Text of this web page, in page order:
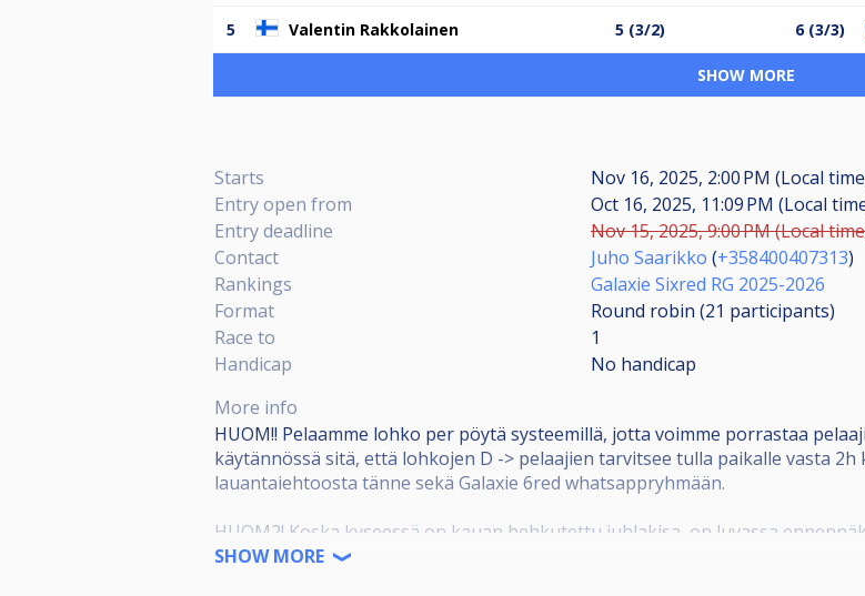
5 Valentin Rakkolainen 5 (3/2) 6 (3/3)
SHOW MORE
Starts
Nov 16, 2025, 2:00 PM (Local
Entry open from
Oct 16, 2025, 11:09 PM (Local
Entry deadline
Nov 15, 2025, 9:00 PM (Local
Contact
Juho Saarikko (+358400407313)
Rankings
Galaxie Sixred RG 2025-2026
Format
Round robin (21 participants)
Race to
1
Handicap
No handicap
More info
HUOM!! Pelaamme lohko per pöytä systeemillä, jotta voimme porrastaa
käytännössä sitä, että lohkojen D -> pelaajien tarvitsee tulla paikalle vasta
lauantaiehtoosta tänne sekä Galaxie 6red whatsappryhmään.
HUOM2! Koska kyseessä on kauan hehkutettu juhlakisa, on luvassa
arvotaan 100 € peliaikalahjakortti!!
SHOW MORE